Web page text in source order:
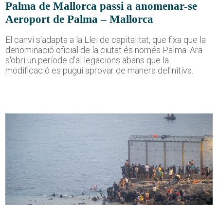
Palma de Mallorca passi a anomenar-se
Aeroport de Palma – Mallorca
El canvi s'adapta a la Llei de capitalitat, que fixa que la
denominació oficial de la ciutat és només Palma. Ara
s'obri un període d'al·legacions abans que la
modificació es pugui aprovar de manera definitiva.